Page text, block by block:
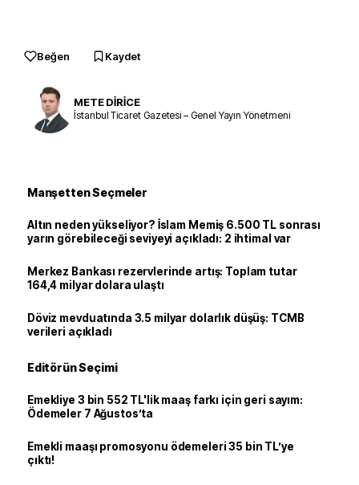
Beğen Kaydet
METE DİRİCE
İstanbul Ticaret Gazetesi – Genel Yayın Yönetmeni
Manşetten Seçmeler
Altın neden yükseliyor? İslam Memiş 6.500 TL sonrası
yarın görebileceği seviyeyi açıkladı: 2 ihtimal var
Merkez Bankası rezervlerinde artış: Toplam tutar
164,4 milyar dolara ulaştı
Döviz mevduatında 3.5 milyar dolarlık düşüş: TCMB
verileri açıkladı
Editörün Seçimi
Emekliye 3 bin 552 TL'lik maaş farkı için geri sayım:
Ödemeler 7 Ağustos’ta
Emekli maaşı promosyonu ödemeleri 35 bin TL’ye
çıktı!